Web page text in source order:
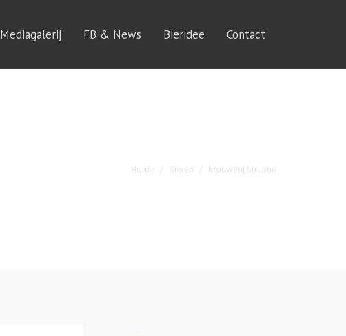
Mediagalerij FB & News Bieridee Contact
Home Bieren brouwerij Strubbe